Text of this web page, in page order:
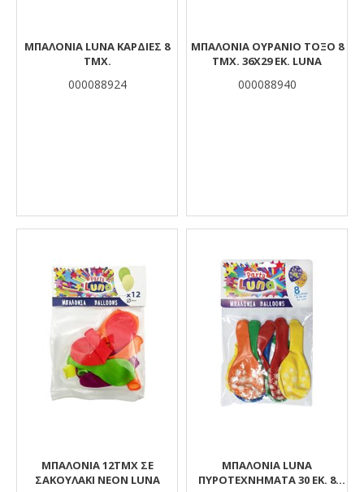
ΜΠΑΛΌΝΙΑ LUNA ΚΑΡΔΙΈΣ 8
ΤΜΧ.
000088924
ΜΠΑΛΌΝΙΑ ΟΥΡΆΝΙΟ ΤΌΞΟ 8
ΤΜΧ. 36X29 ΕΚ. LUNA
000088940
ΜΠΑΛΟΝΙΑ 12ΤΜΧ ΣΕ
ΣΑΚΟΥΛΑΚΙ ΝΕΟΝ LUNA
ΜΠΑΛΌΝΙΑ LUNA
ΠΥΡΟΤΕΧΝΉΜΑΤΑ 30 ΕΚ. 8